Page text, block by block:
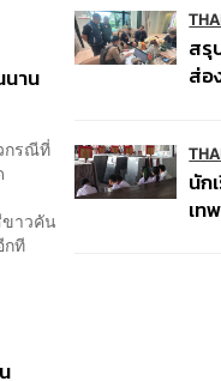
นาน
กรณีที่
ขาวคัน
กที
สรุ
ส่อ
พิพ
‘โ
จ่า
นัก
เท